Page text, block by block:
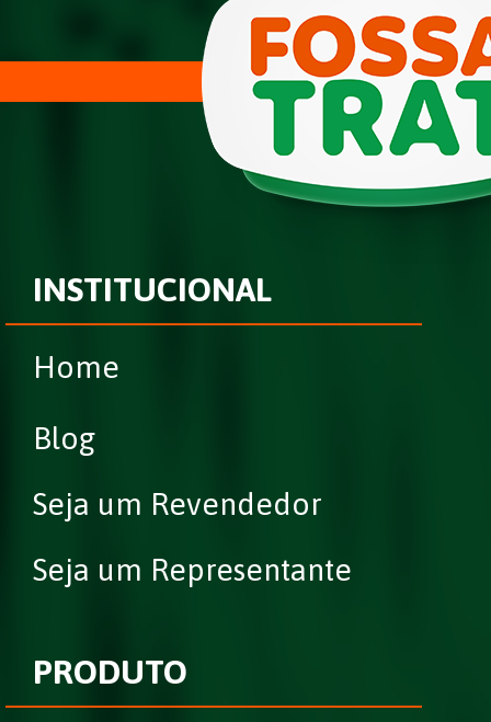
INSTITUCIONAL
Home
Blog
Seja um Revendedor
Seja um Representante
PRODUTO